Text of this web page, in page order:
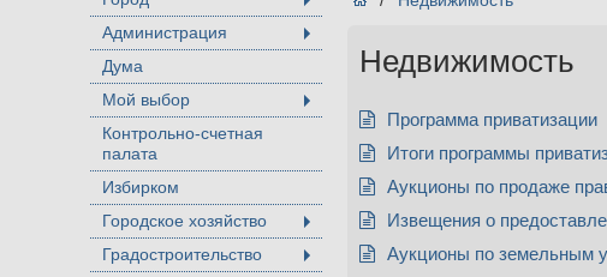
Администрация
Дума
Мой выбор
Контрольно-счетная
палата
Избирком
Городское хозяйство
Градостроительство
Недвижимость
Программа приватизации
Итоги программы
Аукционы по продаже
Извещения о
Аукционы по земельным